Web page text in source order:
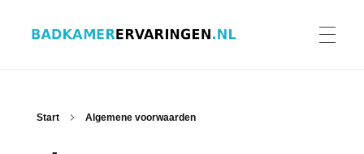
Start Algemene voorwaarden